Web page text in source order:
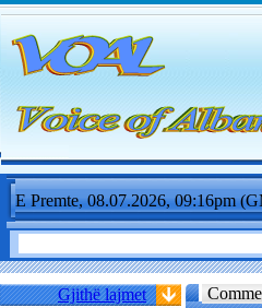
E Premte, 08.07.2026, 09:16pm
Gjithë lajmet